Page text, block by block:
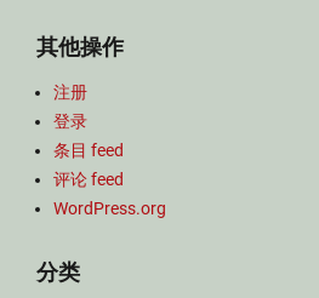
其他操作
注册
登录
条目 feed
评论 feed
WordPress.org
分类